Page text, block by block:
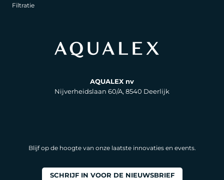
Filtratie
AQUALEX nv
Nijverheidslaan 60/A, 8540 Deerlijk
Blijf op de hoogte van onze laatste innovaties en events.
SCHRIJF IN VOOR DE NIEUWSBRIEF